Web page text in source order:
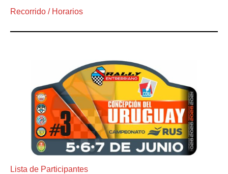
Recorrido / Horarios
Lista de Participantes